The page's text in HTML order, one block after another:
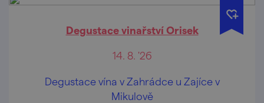
Degustace vinařství Orisek
14. 8. '26
Degustace vína v Zahrádce u Zajíce v
Mikulově